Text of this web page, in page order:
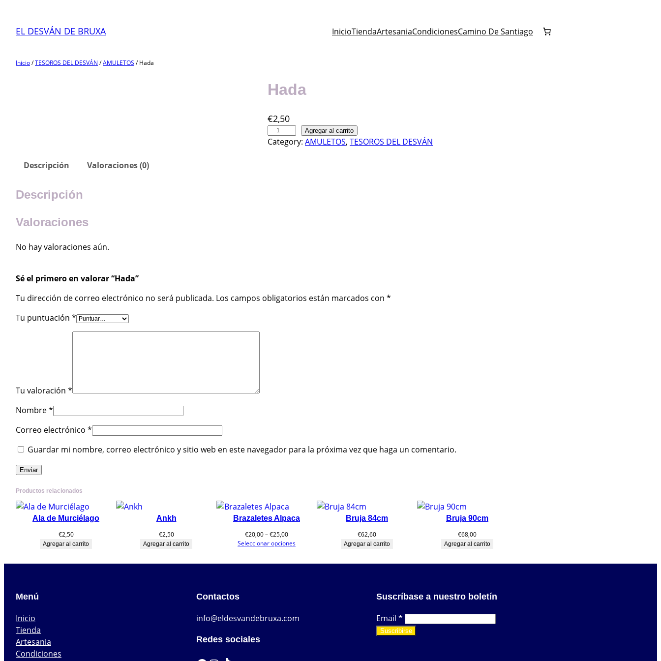
contenido
EL DESVÁN DE BRUXA InicioTiendaArtesaniaCondicionesCamino De Santiago
Inicio/TESOROS DEL DESVÁN /AMULETOS / Hada
Hada
€2,50
a
Agregar al carrito
Category: AMULETOS, TESOROS DEL DESVÁN
Descripción Valoraciones (0)
Descripción
Valoraciones
No hay valoraciones aún.
Sé el primero en valorar “Hada”
Tu dirección de correo electrónico no será publicada. Los campos obligatorios están marcados con *
Tu puntuación *
Tu valoración *
Nombre*
Correo electrónico *
Guardar mi nombre, correo electrónico y sitio web en este navegador para la próxima vez que haga un comentario.
Productos relacionados
Ala de Murciélago
€2,50
Agregar al carrito
Ankh
€2,50
Agregar al carrito
Brazaletes Alpaca
€20,00–€25,00Rango
de
Seleccionar opciones
Bruja 84cm
€62,60
Agregar al carrito
Bruja 90cm
€68,00
Agregar al carrito
Menú
Inicio
Tienda
Artesania
Condiciones
Contactos
info@eldesvandebruxa.com
Redes sociales
Suscríbase a nuestro boletín
Email*
Suscribirse